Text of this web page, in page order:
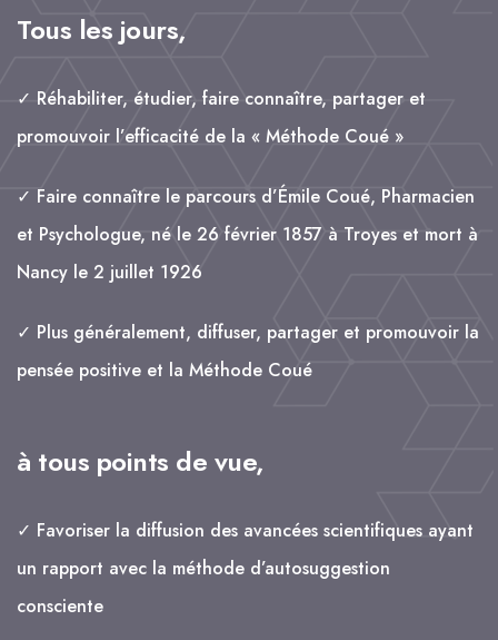
Tous les jours,
✓ Réhabiliter, étudier, faire connaître, partager et
promouvoir l’efficacité de la « Méthode Coué »
✓ Faire connaître le parcours d’Émile Coué, Pharmacien
et Psychologue, né le 26 février 1857 à Troyes et mort à
Nancy le 2 juillet 1926
✓ Plus généralement, diffuser, partager et promouvoir la
pensée positive et la Méthode Coué
à tous points de vue,
✓ Favoriser la diffusion des avancées scientifiques ayant
un rapport avec la méthode d’autosuggestion
consciente